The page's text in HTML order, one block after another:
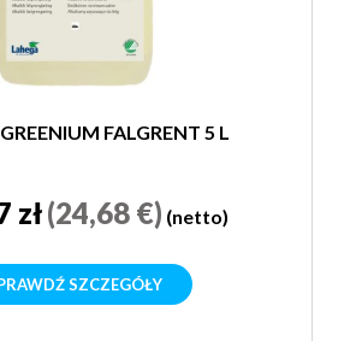
FALGRENT 5 L
zł(24,68 €) (netto)
SZCZEGÓŁY